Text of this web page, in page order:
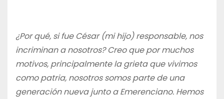
¿Por qué, si fue César (mi hijo) responsable, nos
incriminan a nosotros? Creo que por muchos
motivos, principalmente la grieta que vivimos
como patria, nosotros somos parte de una
generación nueva junto a Emerenciano. Hemos